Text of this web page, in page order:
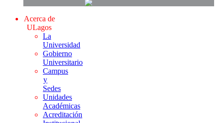
Acerca de
ULagos
La
Universidad
Gobierno
Universitario
Campus
y
Sedes
Unidades
Académicas
Acreditación